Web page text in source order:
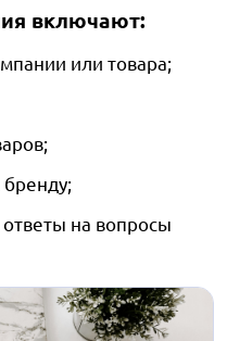
включают:
или товара;
на вопросы